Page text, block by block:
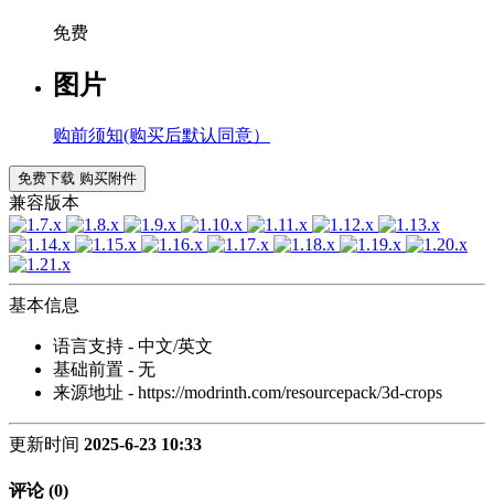
免费
图片
购前须知(购买后默认同意）
免费下载 购买附件
兼容版本
基本信息
语言支持 - 中文/英文
基础前置 - 无
来源地址 - https://modrinth.com/resourcepack/3d-crops
更新时间 2025-6-23 10:33
评论 (0)